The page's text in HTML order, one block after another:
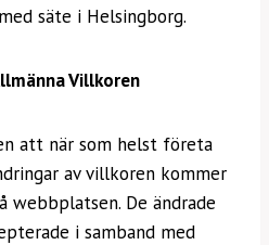
säte i Helsingborg.
Villkoren
att när som helst företa
av villkoren kommer
webbplatsen. De ändrade
i samband med